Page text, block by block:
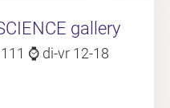
gallery
⌚ di-vr 12-18